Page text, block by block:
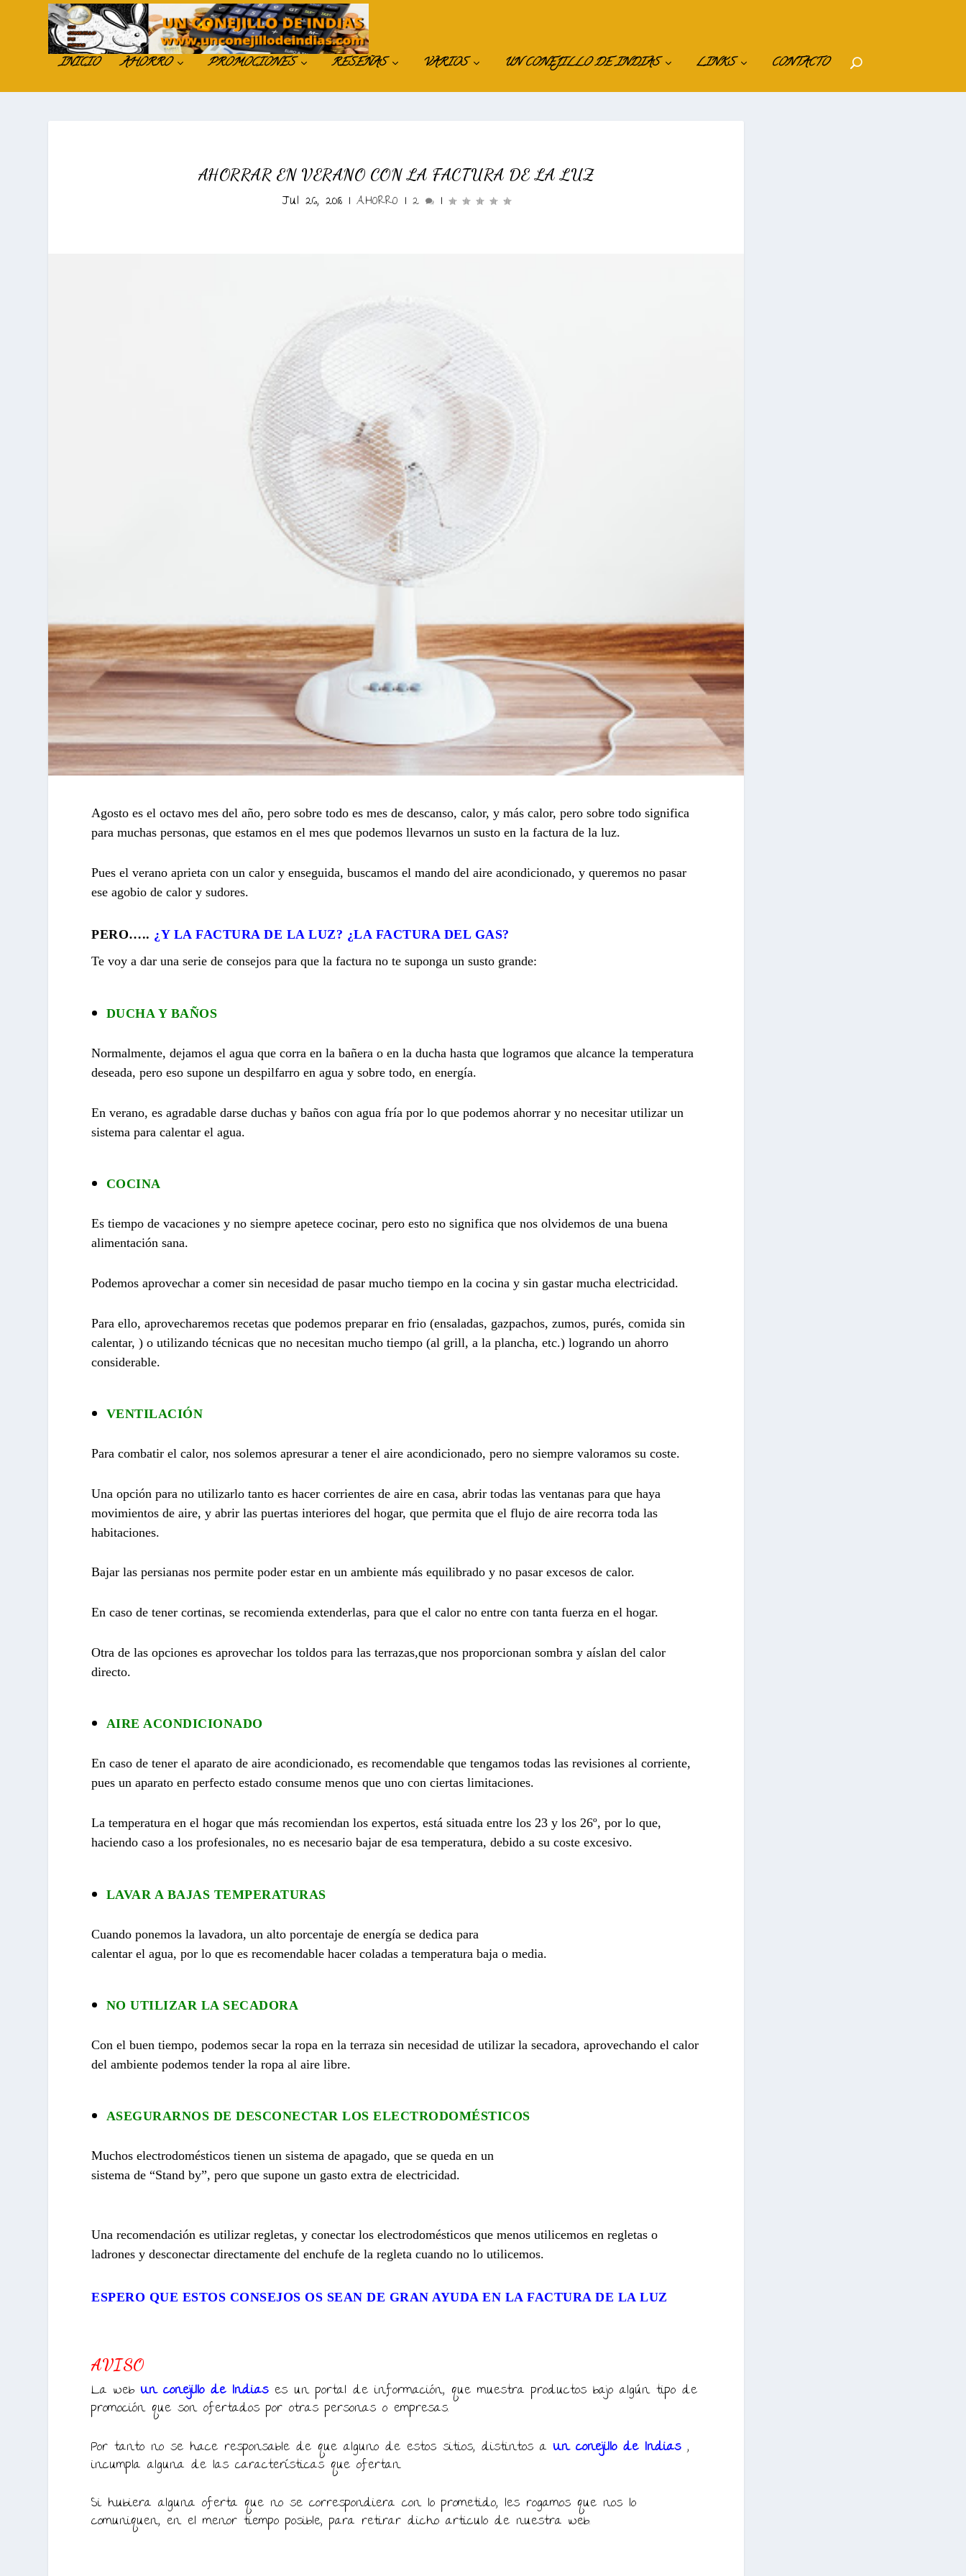
INICIO AHORRO PROMOCIONES RESEÑAS VARIOS UN CONEJILLO DE INDIAS LINKS CONTACTO
AHORRAR EN VERANO CON LA FACTURA DE LA LUZ
Jul 26, 2018 |AHORRO |2 |
Agosto es el octavo mes del año, pero sobre todo es mes de descanso, calor, y más calor, pero sobre todo significa
para muchas personas, que estamos en el mes que podemos llevarnos un susto en la factura de la luz.
Pues el verano aprieta con un calor y enseguida, buscamos el mando del aire acondicionado, y queremos no pasar
ese agobio de calor y sudores.
PERO….. ¿Y LA FACTURA DE LA LUZ? ¿LA FACTURA DEL GAS?
Te voy a dar una serie de consejos para que la factura no te suponga un susto grande:
DUCHA Y BAÑOS
Normalmente, dejamos el agua que corra en la bañera o en la ducha hasta que logramos que alcance la temperatura
deseada, pero eso supone un despilfarro en agua y sobre todo, en energía.
En verano, es agradable darse duchas y baños con agua fría por lo que podemos ahorrar y no necesitar utilizar un
sistema para calentar el agua.
COCINA
Es tiempo de vacaciones y no siempre apetece cocinar, pero esto no significa que nos olvidemos de una buena
alimentación sana.
Podemos aprovechar a comer sin necesidad de pasar mucho tiempo en la cocina y sin gastar mucha electricidad.
Para ello, aprovecharemos recetas que podemos preparar en frio (ensaladas, gazpachos, zumos, purés, comida sin
calentar, ) o utilizando técnicas que no necesitan mucho tiempo (al grill, a la plancha, etc.) logrando un ahorro
considerable.
VENTILACIÓN
Para combatir el calor, nos solemos apresurar a tener el aire acondicionado, pero no siempre valoramos su coste.
Una opción para no utilizarlo tanto es hacer corrientes de aire en casa, abrir todas las ventanas para que haya
movimientos de aire, y abrir las puertas interiores del hogar, que permita que el flujo de aire recorra toda las
habitaciones.
Bajar las persianas nos permite poder estar en un ambiente más equilibrado y no pasar excesos de calor.
En caso de tener cortinas, se recomienda extenderlas, para que el calor no entre con tanta fuerza en el hogar.
Otra de las opciones es aprovechar los toldos para las terrazas,que nos proporcionan sombra y aíslan del calor
directo.
AIRE ACONDICIONADO
En caso de tener el aparato de aire acondicionado, es recomendable que tengamos todas las revisiones al corriente,
pues un aparato en perfecto estado consume menos que uno con ciertas limitaciones.
La temperatura en el hogar que más recomiendan los expertos, está situada entre los 23 y los 26º, por lo que,
haciendo caso a los profesionales, no es necesario bajar de esa temperatura, debido a su coste excesivo.
LAVAR A BAJAS TEMPERATURAS
Cuando ponemos la lavadora, un alto porcentaje de energía se dedica para
calentar el agua, por lo que es recomendable hacer coladas a temperatura baja o media.
NO UTILIZAR LA SECADORA
Con el buen tiempo, podemos secar la ropa en la terraza sin necesidad de utilizar la secadora, aprovechando el calor
del ambiente podemos tender la ropa al aire libre.
ASEGURARNOS DE DESCONECTAR LOS ELECTRODOMÉSTICOS
Muchos electrodomésticos tienen un sistema de apagado, que se queda en un
sistema de “Stand by”, pero que supone un gasto extra de electricidad.
Una recomendación es utilizar regletas, y conectar los electrodomésticos que menos utilicemos en regletas o
ladrones y desconectar directamente del enchufe de la regleta cuando no lo utilicemos.
ESPERO QUE ESTOS CONSEJOS OS SEAN DE GRAN AYUDA EN LA FACTURA DE LA LUZ
AVISO
La web Un conejillo de Indiases un portal de información, que muestra productos bajo algún tipo de
promoción que son ofertados por otras personas o empresas.
Por tanto no se hace responsable de que alguno de estos sitios, distintos aUn conejillo de Indias,
incumpla alguna de las características que ofertan.
Si hubiera alguna oferta que no se correspondiera con lo prometido, les rogamos que nos lo
comuniquen, en el menor tiempo posible, para retirar dicho articulo de nuestra web.